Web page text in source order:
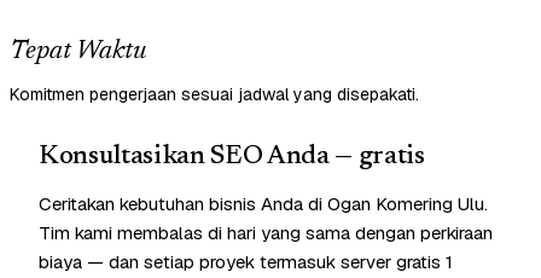
Tepat Waktu
Komitmen pengerjaan sesuai jadwal yang disepakati.
Konsultasikan SEO Anda — gratis
Ceritakan kebutuhan bisnis Anda di Ogan Komering Ulu.
Tim kami membalas di hari yang sama dengan perkiraan
biaya — dan setiap proyek termasuk server gratis 1